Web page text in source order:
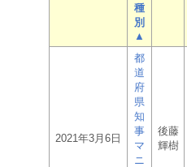
種
別
▲
2021年3月6日
都
道
府
県
知
事
マ
ニ
後藤
輝樹